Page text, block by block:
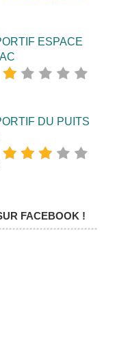
ESPACE
DU PUITS
FACEBOOK !